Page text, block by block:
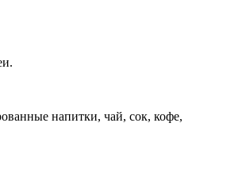
напитки, чай, сок, кофе,